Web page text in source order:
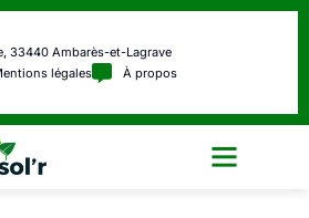
33440 Ambarès-et-Lagrave
légales
À propos